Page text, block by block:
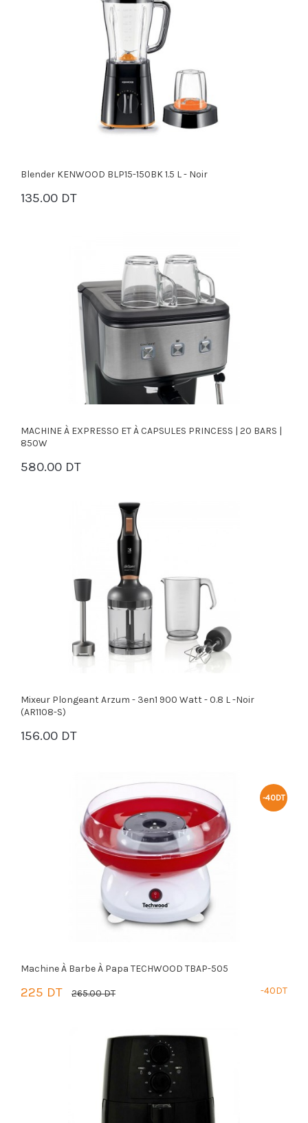
Blender KENWOOD BLP15-150BK 1.5 L - Noir
135.00 DT
PANIER
MACHINE À EXPRESSO ET À CAPSULES PRINCESS | 20 BARS |
850W
580.00 DT
PANIER
Mixeur Plongeant Arzum - 3en1 900 Watt - 0.8 L -Noir
(AR1108-S)
156.00 DT
PANIER
-40DT
Machine À Barbe À Papa TECHWOOD TBAP-505
225 DT 265.00 DT -40DT
PANIER